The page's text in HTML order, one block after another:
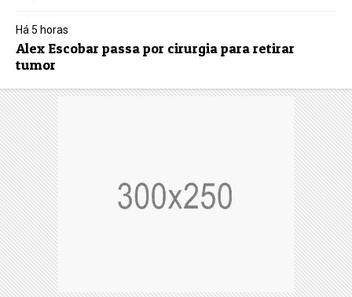
Há 5 horas
Alex Escobar passa por cirurgia para retirar
tumor